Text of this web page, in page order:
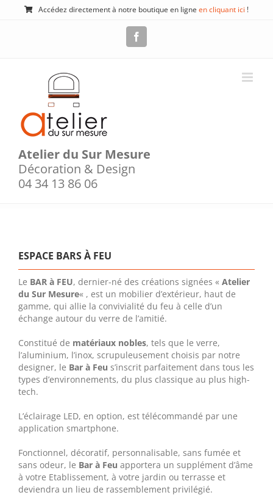
Passer
Accédez directement à notre boutique en ligne en cliquant ici !
Atelier du Sur Mesure
Décoration & Design
04 34 13 86 06
ESPACE BARS À FEU
Le BAR à FEU, dernier-né des créations signées « Atelier
du Sur Mesure« , est un mobilier d’extérieur, haut de
gamme, qui allie la convivialité du feu à celle d’un
échange autour du verre de l’amitié.
Constitué de matériaux nobles, tels que le verre,
l’aluminium, l’inox, scrupuleusement choisis par notre
designer, le Bar à Feu s’inscrit parfaitement dans tous les
types d’environnements, du plus classique au plus high-
tech.
L’éclairage LED, en option, est télécommandé par une
application smartphone.
Fonctionnel, décoratif, personnalisable, sans fumée et
sans odeur, le Bar à Feu apportera un supplément d’âme
à votre Etablissement, à votre jardin ou terrasse et
deviendra un lieu de rassemblement privilégié.